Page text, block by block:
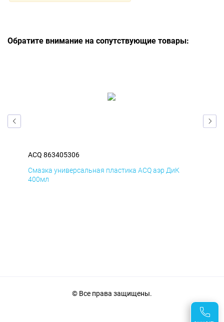
Обратите внимание на сопутствующие товары:
ACQ 863405306
Смазка универсальная пластика ACQ аэр ДиК
400мл
© Все права защищены.